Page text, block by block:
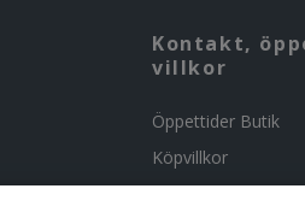
Kontakt,
villkor
Öppettider Butik
Köpvillkor